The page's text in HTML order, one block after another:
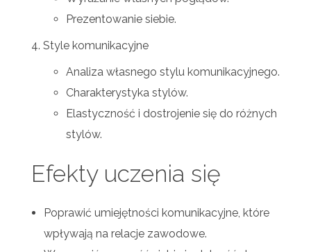
Prezentowanie siebie.
Style komunikacyjne
Analiza własnego stylu komunikacyjnego.
Charakterystyka stylów.
Elastyczność i dostrojenie się do różnych
stylów.
Efekty uczenia się
Poprawić umiejętności komunikacyjne, które
wpływają na relacje zawodowe.